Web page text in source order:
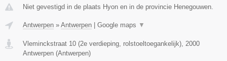
Niet gevestigd in de plaats Hyon en in de provincie Henegouwen.
Antwerpen » Antwerpen Google maps ▼
Vleminckstraat 10 (2e verdieping, rolstoeltoegankelijk), 2000
Antwerpen (Antwerpen)